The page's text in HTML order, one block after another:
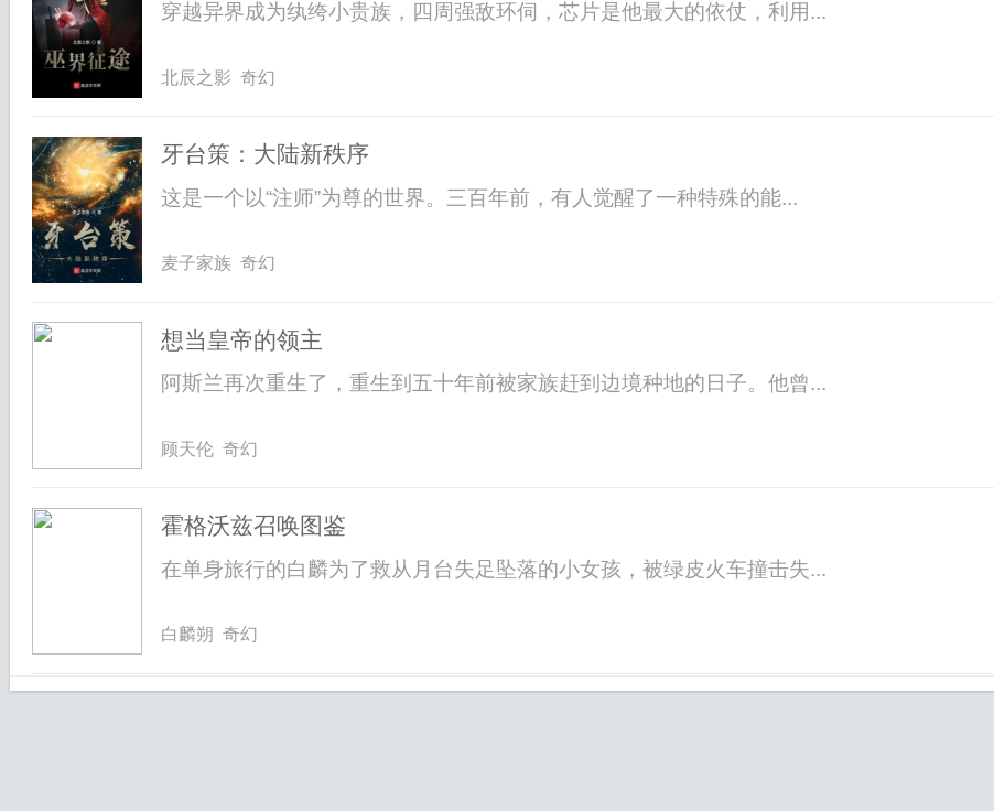
穿越异界成为纨绔小贵族，四周强敌环伺，芯片是他最大的依仗，利用...
北辰之影 奇幻
牙台策：大陆新秩序
这是一个以“注师”为尊的世界。三百年前，有人觉醒了一种特殊的能...
麦子家族 奇幻
想当皇帝的领主
阿斯兰再次重生了，重生到五十年前被家族赶到边境种地的日子。他曾...
顾天伦 奇幻
霍格沃兹召唤图鉴
在单身旅行的白麟为了救从月台失足坠落的小女孩，被绿皮火车撞击失...
白麟朔 奇幻